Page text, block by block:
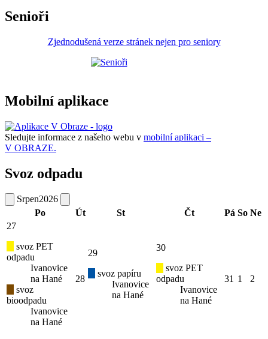
Senioři
Zjednodušená verze stránek nejen pro seniory
Mobilní aplikace
Sledujte informace z našeho webu v mobilní aplikaci –
V OBRAZE.
Svoz odpadu
Srpen2026
Po
Út St Čt Pá So Ne
27
svoz PET
odpadu
Ivanovice
na Hané
svoz
bioodpadu
Ivanovice
na Hané
28
29
svoz papíru
Ivanovice
na Hané
30
svoz PET
odpadu
Ivanovice
na Hané
31 1 2